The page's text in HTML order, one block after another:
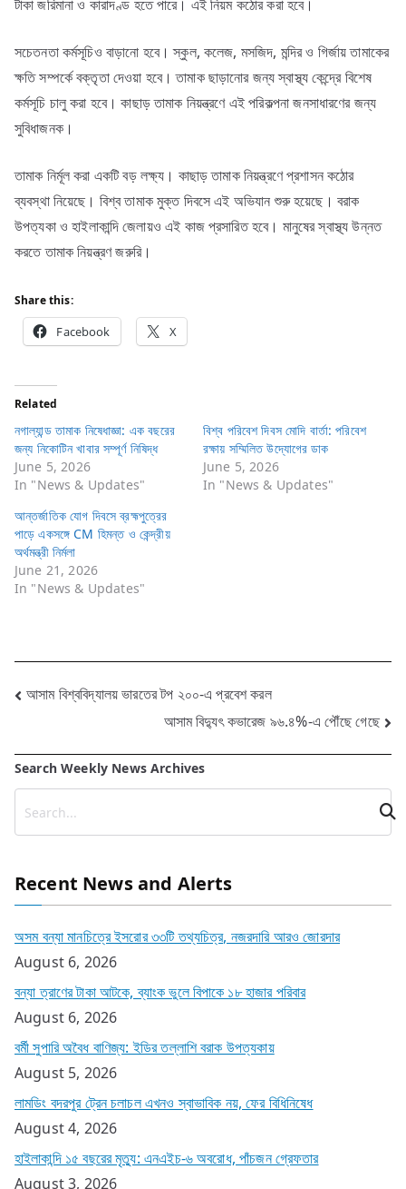
টাকা জরিমানা ও কারাদণ্ড হতে পারে। এই নিয়ম কঠোর করা হবে।
সচেতনতা কর্মসূচিও বাড়ানো হবে। স্কুল, কলেজ, মসজিদ, মন্দির ও গির্জায় তামাকের
ক্ষতি সম্পর্কে বক্তৃতা দেওয়া হবে। তামাক ছাড়ানোর জন্য স্বাস্থ্য কেন্দ্রে বিশেষ
কর্মসূচি চালু করা হবে। কাছাড় তামাক নিয়ন্ত্রণে এই পরিকল্পনা জনসাধারণের জন্য
সুবিধাজনক।
তামাক নির্মূল করা একটি বড় লক্ষ্য। কাছাড় তামাক নিয়ন্ত্রণে প্রশাসন কঠোর
ব্যবস্থা নিয়েছে। বিশ্ব তামাক মুক্ত দিবসে এই অভিযান শুরু হয়েছে। বরাক
উপত্যকা ও হাইলাকান্দি জেলায়ও এই কাজ প্রসারিত হবে। মানুষের স্বাস্থ্য উন্নত
করতে তামাক নিয়ন্ত্রণ জরুরি।
Share this:
Facebook X
Related
নগাল্যান্ড তামাক নিষেধাজ্ঞা: এক বছরের
জন্য নিকোটিন খাবার সম্পূর্ণ নিষিদ্ধ
June 5, 2026
In "News & Updates"
বিশ্ব পরিবেশ দিবস মোদি বার্তা: পরিবেশ
রক্ষায় সম্মিলিত উদ্যোগের ডাক
June 5, 2026
In "News & Updates"
আন্তর্জাতিক যোগ দিবসে ব্রহ্মপুত্রের
পাড়ে একসঙ্গে CM হিমন্ত ও কেন্দ্রীয়
অর্থমন্ত্রী নির্মলা
June 21, 2026
In "News & Updates"
Post
আসাম বিশ্ববিদ্যালয় ভারতের টপ ২০০-এ প্রবেশ করল
আসাম বিদ্যুৎ কভারেজ ৯৬.৪%-এ পৌঁছে গেছে
Search Weekly News Archives
Recent News and Alerts
অসম বন্যা মানচিত্রে ইসরোর ৩৩টি তথ্যচিত্র, নজরদারি আরও জোরদার
August 6, 2026
বন্যা ত্রাণের টাকা আটকে, ব্যাংক ভুলে বিপাকে ১৮ হাজার পরিবার
August 6, 2026
বর্মী সুপারি অবৈধ বাণিজ্য: ইডির তল্লাশি বরাক উপত্যকায়
August 5, 2026
লামডিং বদরপুর ট্রেন চলাচল এখনও স্বাভাবিক নয়, ফের বিধিনিষেধ
August 4, 2026
হাইলাকান্দি ১৫ বছরের মৃত্যু: এনএইচ-৬ অবরোধ, পাঁচজন গ্রেফতার
August 3, 2026